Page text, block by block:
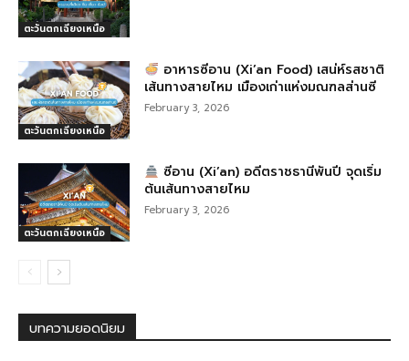
ตะวันตกเฉียงเหนือ
ตะวันตกเฉียงเหนือ
อาหารซีอาน (Xi’an Food) เสน่ห์รสชาติ
เส้นทางสายไหม เมืองเก่าแห่งมณฑลส่านซี
February 3, 2026
ตะวันตกเฉียงเหนือ
ซีอาน (Xi’an) อดีตราชธานีพันปี จุดเริ่ม
ต้นเส้นทางสายไหม
February 3, 2026
บทความยอดนิยม